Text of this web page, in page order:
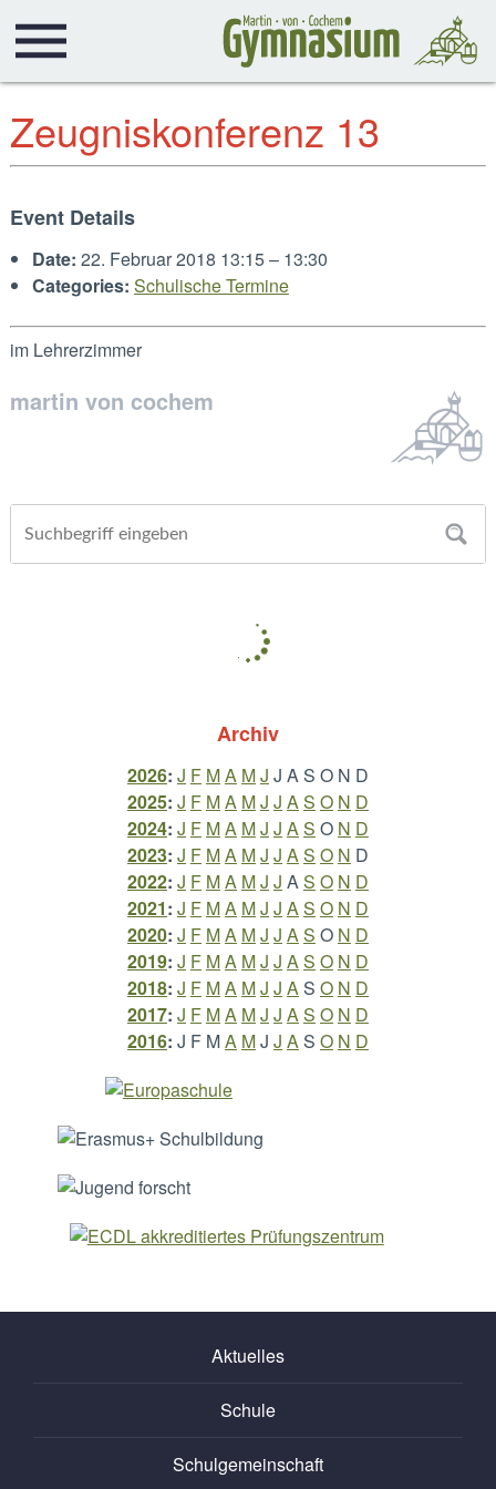
Zeugniskonferenz 13
Event Details
Date: 22. Februar 2018 13:15– 13:30
Categories: Schulische Termine
im Lehrerzimmer
martin von cochem
Archiv
2026: J F MA MJ J AS O N D
2025: J F MA MJ J AS O N D
2024: J F MA MJ J AS O N D
2023: J F MA MJ J AS O N D
2022: J F MA MJ J AS O N D
2021: J F MA MJ J AS O N D
2020: J F MA MJ J AS O N D
2019: J F MA MJ J AS O N D
2018: J F MA MJ J AS O N D
2017: J F MA MJ J AS O N D
2016: J F MA MJ J AS O N D
Aktuelles
Schule
Schulgemeinschaft